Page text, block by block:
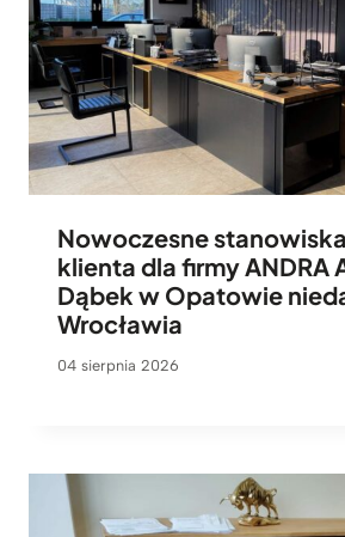
Nowoczesne
klienta dla firmy ANDRA
Dąbek w Opatowie
Wrocławia
04 sierpnia 2026